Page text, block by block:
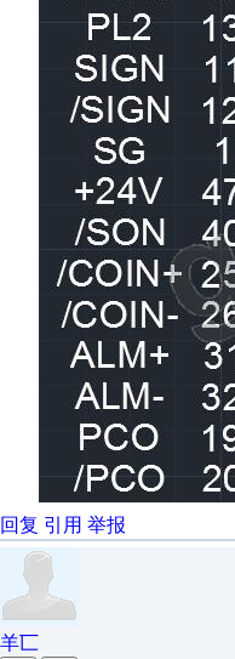
回复 引用 举报
羊匸